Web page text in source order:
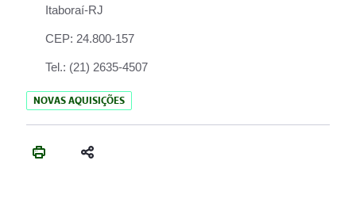
Itaboraí-RJ
CEP: 24.800-157
Tel.: (21) 2635-4507
NOVAS AQUISIÇÕES